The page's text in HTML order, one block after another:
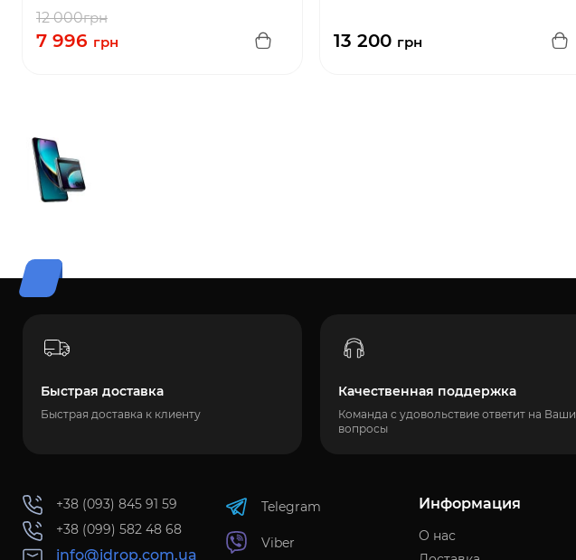
12 000грн
7 996 грн 13 200 грн
Быстрая доставка
Быстрая доставка к клиенту
Качественная поддержка
Команда с удовольствие ответит на Ваши
вопросы
+38 (093) 845 91 59
+38 (099) 582 48 68
info@idrop.com.ua
Telegram
Viber
Информация
О нас